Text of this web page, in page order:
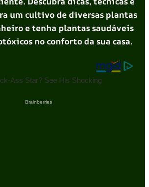
um cultivo de diversas plantas
e tenha plantas saudáveis
no conforto da sua casa.